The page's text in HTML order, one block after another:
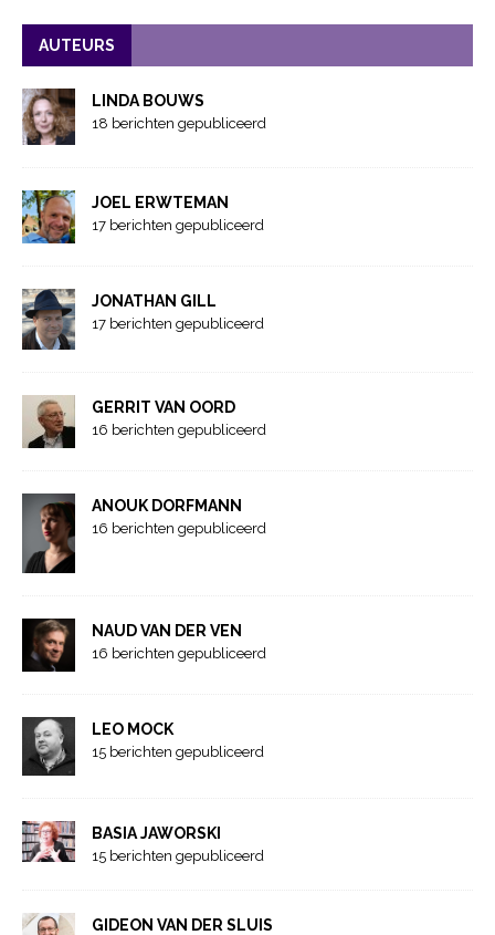
AUTEURS
LINDA BOUWS
18 berichten gepubliceerd
JOEL ERWTEMAN
17 berichten gepubliceerd
JONATHAN GILL
17 berichten gepubliceerd
GERRIT VAN OORD
16 berichten gepubliceerd
ANOUK DORFMANN
16 berichten gepubliceerd
NAUD VAN DER VEN
16 berichten gepubliceerd
LEO MOCK
15 berichten gepubliceerd
BASIA JAWORSKI
15 berichten gepubliceerd
GIDEON VAN DER SLUIS